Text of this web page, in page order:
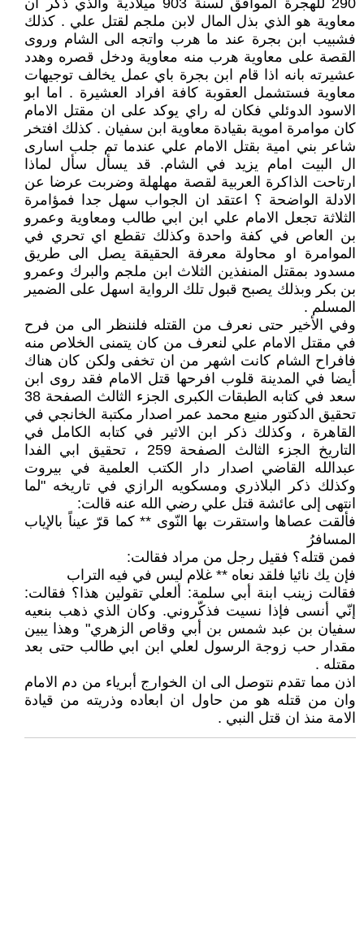
290 للهجرة الموافق لسنة 903 ميلادية والذي ذكر ان
معاوية هو الذي بذل المال لابن ملجم لقتل علي . كذلك
فشبيب ابن بجرة عند ما هرب واتجه الى الشام وروى
القصة على معاوية هرب منه معاوية ودخل قصره وهدد
عشيرته بانه اذا قام ابن بجرة باي عمل يخالف توجيهات
معاوية فستشمل العقوبة كافة افراد العشيرة . اما ابو
الاسود الدوئلي فكان له راي يوكد على ان مقتل الامام
كان موامرة اموية بقيادة معاوية ابن سفيان . كذلك افتخر
شاعر بني امية بقتل الامام علي عندما تم جلب اسارى
ال البيت امام يزيد في الشام. قد يسأل سأل لماذا
ارتاحت الذاكرة العربية لقصة مهلهلة وضربت عرضا عن
الادلة الواضحة ؟ اعتقد ان الجواب سهل جدا فمؤامرة
الثلاثة تجعل الامام علي ابن ابي طالب ومعاوية وعمرو
بن العاص في كفة واحدة وكذلك تقطع اي تحري في
الموامرة او محاولة معرفة الحقيقة يصل الى طريق
مسدود بمقتل المنفذين الثلاث ابن ملجم والبرك وعمرو
بن بكر وبذلك يصبح قبول تلك الرواية اسهل على الضمير
المسلم .
وفي الأخير حتى نعرف من القتله فلننظر الى من فرح
في مقتل الامام علي لنعرف من كان يتمنى الخلاص منه
فافراح الشام كانت اشهر من ان تخفى ولكن كان هناك
أيضا في المدينة قلوب افرحها قتل الامام فقد روى ابن
سعد في كتابه الطبقات الكبرى الجزء الثالث الصفحة 38
تحقيق الدكتور منيع محمد عمر اصدار مكتبة الخانجي في
القاهرة ، وكذلك ذكر ابن الاثير في كتابه الكامل في
التاريخ الجزء الثالث الصفحة 259 ، تحقيق ابي الفدا
عبدالله القاضي اصدار دار الكتب العلمية في بيروت
وكذلك ذكر البلاذري ومسكويه الرازي في تاريخه "لما
انتهى إلى عائشة قتل علي رضي الله عنه قالت:
فألقت عصاها واستقرت بها النّوى ** كما قرّ عيناً بالإياب
المسافرُ
فمن قتله؟ فقيل رجل من مراد فقالت:
فإن يك نائيا فلقد نعاه ** غلام ليس في فيه التراب
فقالت زينب ابنة أبي سلمة: ألعلي تقولين هذا؟ فقالت:
إنّي أنسى فإذا نسيت فذكّروني. وكان الذي ذهب بنعيه
سفيان بن عبد شمس بن أبي وقاص الزهري" وهذا يبين
مقدار حب زوجة الرسول لعلي ابن ابي طالب حتى بعد
مقتله .
اذن مما تقدم نتوصل الى ان الخوارج أبرياء من دم الامام
وان من قتله هو من حاول ان ابعاده وذريته من قيادة
الامة منذ ان قتل النبي .